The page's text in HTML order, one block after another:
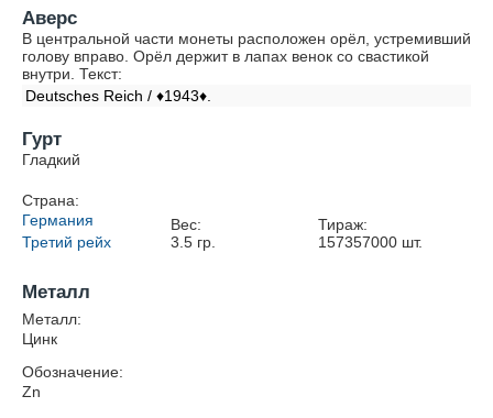
Аверс
В центральной части монеты расположен орёл, устремивший
голову вправо. Орёл держит в лапах венок со свастикой
внутри. Текст:
Deutsches Reich / ♦1943♦.
Гурт
Гладкий
Страна:
Германия
Третий рейх
Вес:
3.5гр.
Тираж:
157357000 шт.
Металл
Металл:
Цинк
Обозначение:
Zn